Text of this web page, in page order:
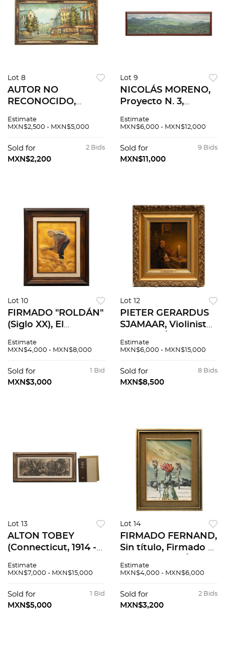
Lot 8
AUTOR NO
RECONOCIDO,
Firmado Dunhill
60 cm
Estimate
MXN$2,500 - MXN$5,000
2 Bids
Sold for
MXN$2,200
Lot 9
NICOLÁS MORENO,
Proyecto N. 3,
1980 Óleo sobre tela,
Estimate
MXN$6,000 - MXN$12,000
9 Bids
Sold for
MXN$11,000
Lot 10
FIRMADO "ROLDÁN"
(Siglo XX), El
Óleo sobre tela, 40 x
Estimate
MXN$4,000 - MXN$8,000
1 Bid
Sold for
MXN$3,000
Lot 12
PIETER GERARDUS
SJAMAAR, Violinista,
tabla, 24 x 20 cm
Estimate
MXN$6,000 - MXN$15,000
8 Bids
Sold for
MXN$8,500
Lot 13
ALTON TOBEY
(Connecticut, 1914 -
Batalla micénica,
sobre papel, 76 x 26
cm
Estimate
MXN$7,000 - MXN$15,000
1 Bid
Sold for
MXN$5,000
Lot 14
FIRMADO FERNAND,
Sin título, Firmado y
sobre masonite, 40 x
Estimate
MXN$4,000 - MXN$6,000
2 Bids
Sold for
MXN$3,200